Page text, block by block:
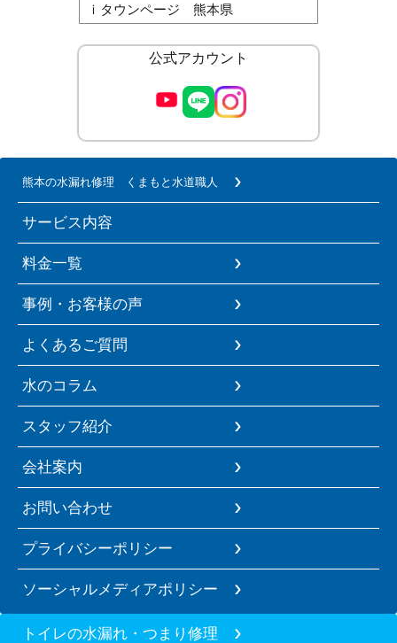
ｉタウンページ 熊本県
公式アカウント
熊本の水漏れ修理 くまもと水道職人
サービス内容
料金一覧
事例・お客様の声
よくあるご質問
水のコラム
スタッフ紹介
会社案内
お問い合わせ
プライバシーポリシー
ソーシャルメディアポリシー
トイレの水漏れ・つまり修理